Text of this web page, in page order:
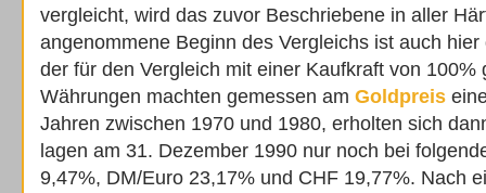
vergleicht, wird das zuvor Beschriebene in aller
angenommene Beginn des Vergleichs ist auch
der für den Vergleich mit einer Kaufkraft von 100%
Währungen machten gemessen am Goldpreis
Jahren zwischen 1970 und 1980, erholten sich
lagen am 31. Dezember 1990 nur noch bei
9,47%, DM/Euro 23,17% und CHF 19,77%. Nach